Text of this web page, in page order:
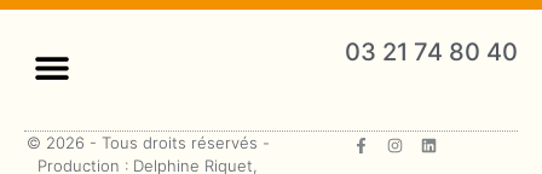
03 21 74 80 40
© 2026 - Tous droits réservés -
Production : Delphine Riquet,